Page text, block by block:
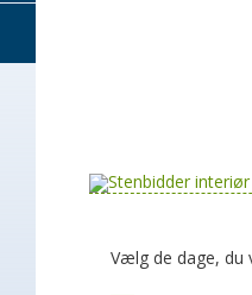
Vælg de dage, du